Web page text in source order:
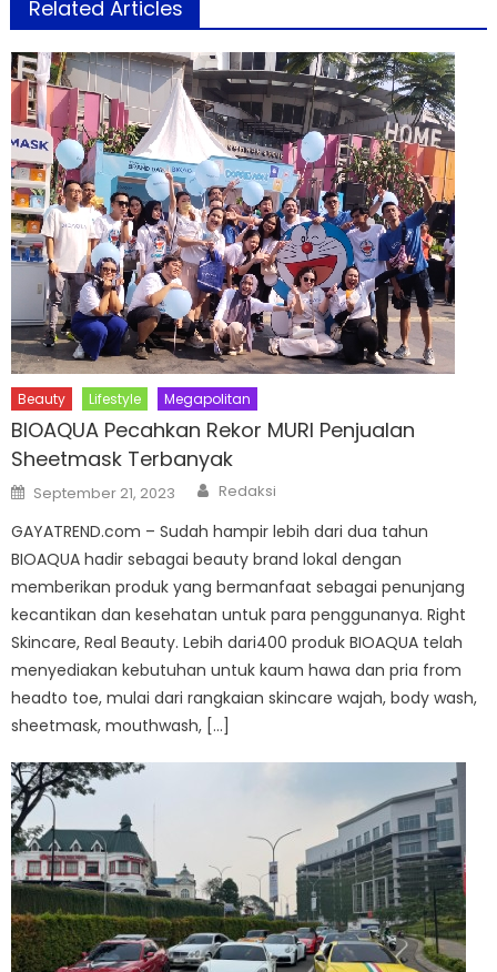
Related Articles
Beauty Lifestyle Megapolitan
BIOAQUA Pecahkan Rekor MURI Penjualan
Sheetmask Terbanyak
Posted
on
September 21, 2023 Author
Redaksi
GAYATREND.com – Sudah hampir lebih dari dua tahun
BIOAQUA hadir sebagai beauty brand lokal dengan
memberikan produk yang bermanfaat sebagai penunjang
kecantikan dan kesehatan untuk para penggunanya. Right
Skincare, Real Beauty. Lebih dari400 produk BIOAQUA telah
menyediakan kebutuhan untuk kaum hawa dan pria from
headto toe, mulai dari rangkaian skincare wajah, body wash,
sheetmask, mouthwash, […]